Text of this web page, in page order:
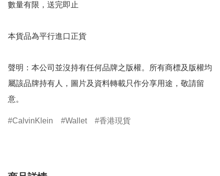
數量有限，送完即止
本貨品為平行進口正貨
聲明：本公司並沒持有任何品牌之版權。所有商標及版權均
屬該品牌持有人，圖片及資料轉載只作分享用途，敬請留
CalvinKlein Wallet 香港現貨